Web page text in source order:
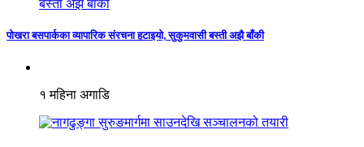
पोखरा बसपार्कका व्यापारिक संरचना हटाइयो, सुकुमवासी बस्ती अझै बाँकी
१ महिना अगाडि